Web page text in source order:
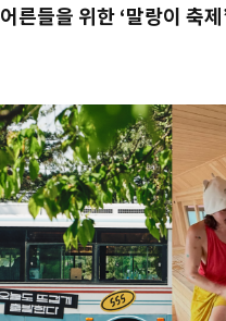
른들을 위한 ‘말랑이 축제